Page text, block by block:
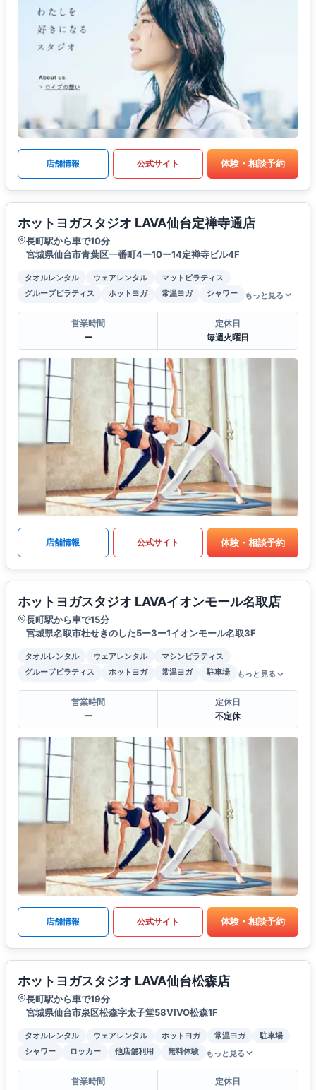
店舗情報 公式サイト 体験・相談予約
ホットヨガスタジオ LAVA仙台定禅寺通店
長町駅から車で10分
宮城県仙台市青葉区一番町4ー10ー14定禅寺ビル4F
タオルレンタル ウェアレンタル
マットピラティス
グループピラティス
ホットヨガ 常温ヨガ シャワー もっと見る
営業時間
ー
定休日
毎週火曜日
店舗情報 公式サイト 体験・相談予約
ホットヨガスタジオ LAVAイオンモール名取店
長町駅から車で15分
宮城県名取市杜せきのした5ー3ー1イオンモール名取3F
タオルレンタル ウェアレンタル
マシンピラティス
グループピラティス
ホットヨガ 常温ヨガ 駐車場 もっと見る
営業時間
ー
定休日
不定休
店舗情報 公式サイト 体験・相談予約
ホットヨガスタジオ LAVA仙台松森店
長町駅から車で19分
宮城県仙台市泉区松森字太子堂58VIVO松森1F
タオルレンタル ウェアレンタル ホットヨガ 常温ヨガ
駐車場
シャワー
ロッカー 他店舗利用 無料体験 もっと見る
営業時間
定休日